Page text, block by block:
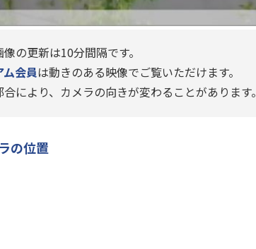
の更新は10分間隔です。
ム会員は動きのある映像でご覧いただけます。
により、カメラの向きが変わることがあります。
の位置